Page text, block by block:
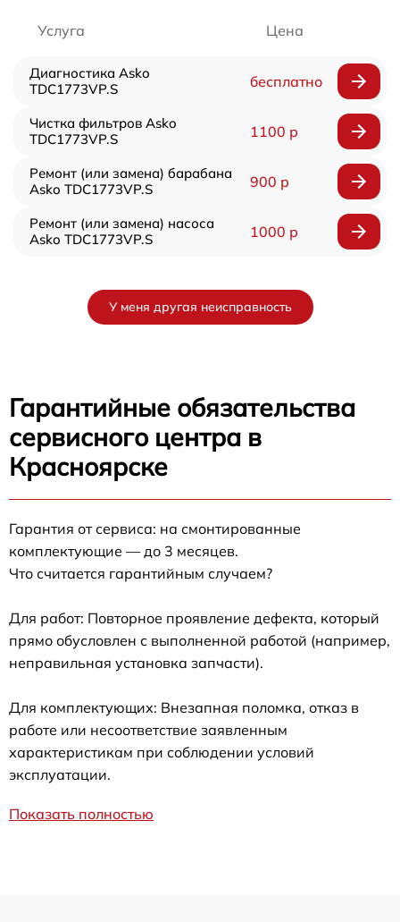
Услуга Цена
Диагностика Asko
TDC1773VP.S
бесплатно
Чистка фильтров Asko
TDC1773VP.S
1100 р
Ремонт (или замена) барабана
Asko TDC1773VP.S
900 р
Ремонт (или замена) насоса
Asko TDC1773VP.S
1000 р
У меня другая неисправность
Гарантийные обязательства
сервисного центра в
Красноярске
Гарантия от сервиса: на смонтированные
комплектующие — до 3 месяцев.
Что считается гарантийным случаем?
Для работ: Повторное проявление дефекта, который
прямо обусловлен с выполненной работой (например,
неправильная установка запчасти).
Для комплектующих: Внезапная поломка, отказ в
работе или несоответствие заявленным
характеристикам при соблюдении условий
эксплуатации.
Показать полностью